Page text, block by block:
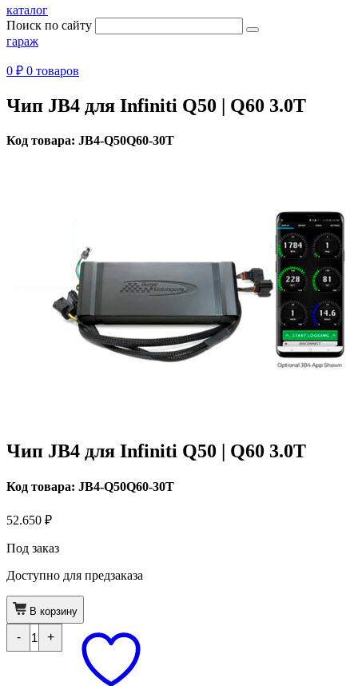
каталог
Поиск по сайту
гараж
0 ₽ 0 товаров
Чип JB4 для Infiniti Q50 | Q60 3.0T
Код товара: JB4-Q50Q60-30T
Чип JB4 для Infiniti Q50 | Q60 3.0T
Код товара: JB4-Q50Q60-30T
52.650 ₽
Под заказ
Доступно для предзаказа
В корзину
-
Количество
товара
Чип
+